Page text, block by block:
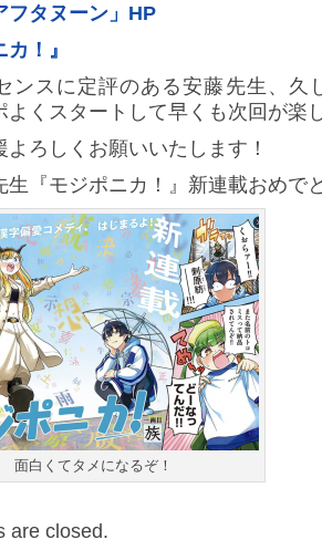
フタヌーン」HP
カ！』
ンスに定評のある安藤先生、久
よくスタートして早くも次回が楽
よろしくお願いいたします！
生『モジポニカ！』新連載おめで
面白くてタメになるぞ！
are closed.